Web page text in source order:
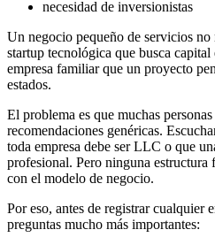
necesidad de inversionistas
Un negocio pequeño de servicios no
startup tecnológica que busca
empresa familiar que un proyecto
estados.
El problema es que muchas
recomendaciones genéricas.
toda empresa debe ser LLC o que
profesional. Pero ninguna
con el modelo de negocio.
Por eso, antes de registrar cualquier
preguntas mucho más importantes: